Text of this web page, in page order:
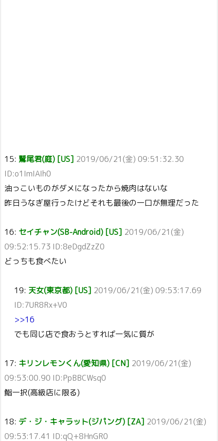
15: 鷲尾君(庭) [US] 2019/06/21(金) 09:51:32.30
ID:o1ImIAIh0
油っこいものがダメになったから焼肉はないな
昨日うなぎ屋行ったけどそれも最後の一口が無理だった
16: セイチャン(SB-Android) [US] 2019/06/21(金)
09:52:15.73 ID:8eDgdZzZ0
どっちも食べたい
19: 天女(東京都) [US] 2019/06/21(金) 09:53:17.69
ID:7UR8Rx+V0
>>16
でも同じ店で食おうとすれば一気に質が
17: キリンレモンくん(愛知県) [CN] 2019/06/21(金)
09:53:00.90 ID:PpBBCWsq0
鮨一択(高級店に限る)
18: デ・ジ・キャラット(ジパング) [ZA] 2019/06/21(金)
09:53:17.41 ID:qQ+8HnGR0